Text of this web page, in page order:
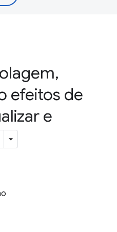
,
efeitos de
e